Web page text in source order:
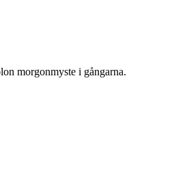
morgonmyste i gångarna.